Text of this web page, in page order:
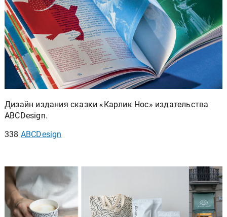
Дизайн издания сказки «Карлик Нос» издательства
ABCDesign.
338 ABCDesign